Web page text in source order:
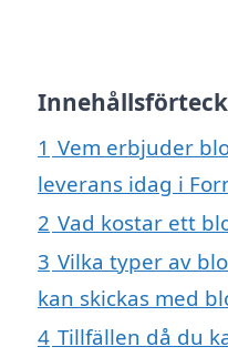
1 Vem erbjuder
leverans idag i
2 Vad kostar ett
3 Vilka typer av
kan skickas med
4 Tillfällen då du